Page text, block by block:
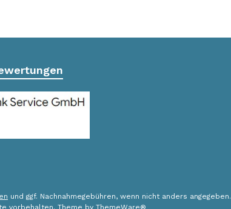
und ggf. Nachnahmegebühren, wenn nicht anders angegeben.